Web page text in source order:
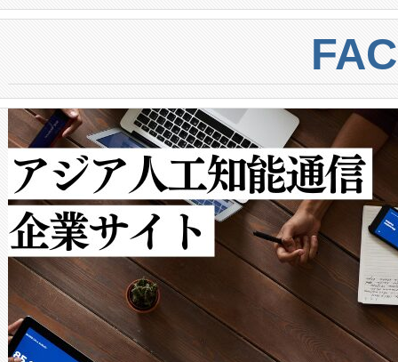
centers. Voltaiqは、ai&のAI
からシステム統合、試運転、
クルの各段階のデータを監視
[…]
ートル先まで検出でき、これ
トに対して約600メートルに
では、反射率10％のターゲッ
で向上し、最大検知距離は
ットだけで最大1キロメート
ルの変電所周囲を監視でき、
作業と点群処理を簡素化でき
Avia 2は、2種類のFOVオプシ
× 80°のノーマルモード、長
ードを切り替えて使用するこ